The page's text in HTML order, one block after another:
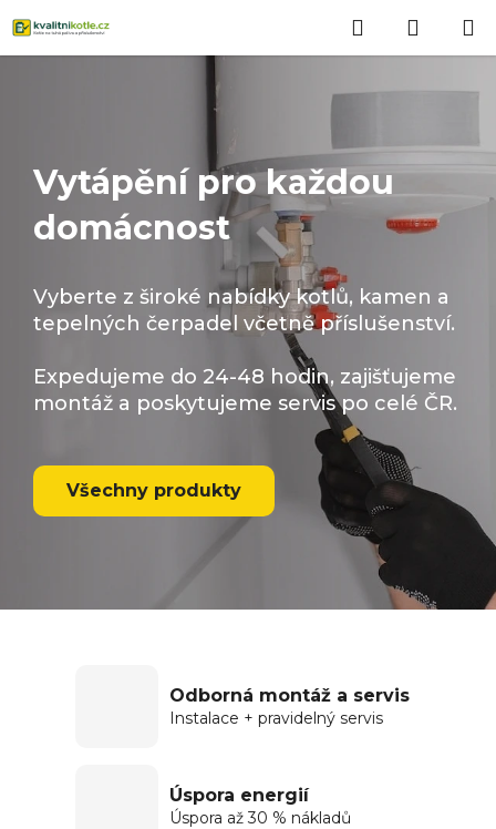
na
obsah
Hledat
KOŠÍK
Vytápění pro každou
domácnost
Vyberte z široké nabídky kotlů, kamen a
tepelných čerpadel včetně příslušenství.
Expedujeme do 24-48 hodin, zajišťujeme
montáž a poskytujeme servis po celé ČR.
Všechny produkty
Odborná montáž a servis
Instalace + pravidelný servis
Úspora energií
Úspora až 30 % nákladů